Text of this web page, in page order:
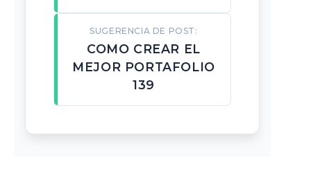
SUGERENCIA DE POST:
COMO CREAR EL
MEJOR PORTAFOLIO
139